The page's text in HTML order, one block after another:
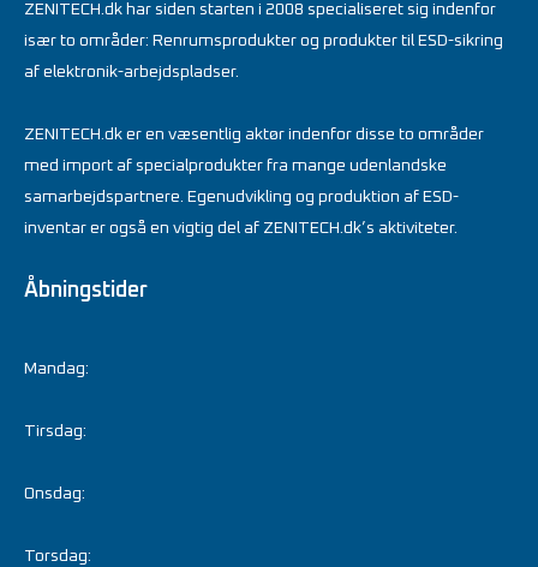
ZENITECH.dk har siden starten i 2008 specialiseret sig indenfor
især to områder: Renrumsprodukter og produkter til ESD-sikring
af elektronik-arbejdspladser.
ZENITECH.dk er en væsentlig aktør indenfor disse to områder
med import af specialprodukter fra mange udenlandske
samarbejdspartnere. Egenudvikling og produktion af ESD-
inventar er også en vigtig del af ZENITECH.dk’s aktiviteter.
Åbningstider
Mandag:
Tirsdag:
Onsdag:
Torsdag: